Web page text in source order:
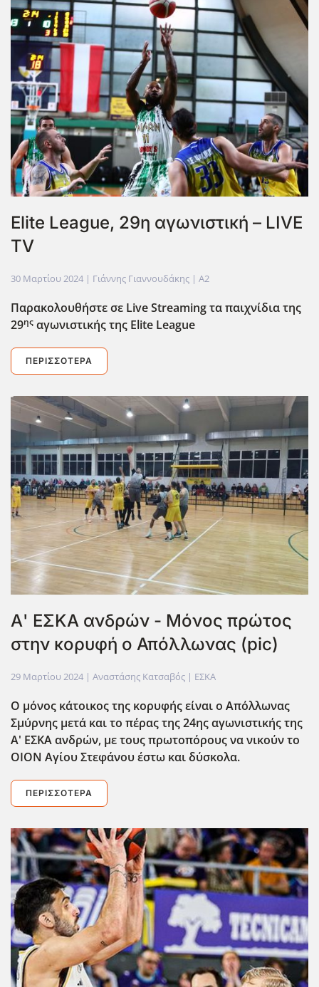
Elite League, 29η αγωνιστική – LIVE
TV
30 Μαρτίου 2024 | Γιάννης Γιαννουδάκης | A2
Παρακολουθήστε σε LiveStreamingτα παιχνίδια της
29ης αγωνιστικής της Elite League
ΠΕΡΙΣΣΌΤΕΡΑ
Α' ΕΣΚΑ ανδρών - Μόνος πρώτος
στην κορυφή ο Απόλλωνας (pic)
29 Μαρτίου 2024 | Αναστάσης Κατσαβός | ΕΣΚΑ
Ο μόνος κάτοικος της κορυφής είναι ο Απόλλωνας
Σμύρνης μετά και το πέρας της 24ης αγωνιστικής της
Α' ΕΣΚΑ ανδρών, με τους πρωτοπόρους να νικούν το
ΟΙΟΝ Αγίου Στεφάνου έστω και δύσκολα.
ΠΕΡΙΣΣΌΤΕΡΑ